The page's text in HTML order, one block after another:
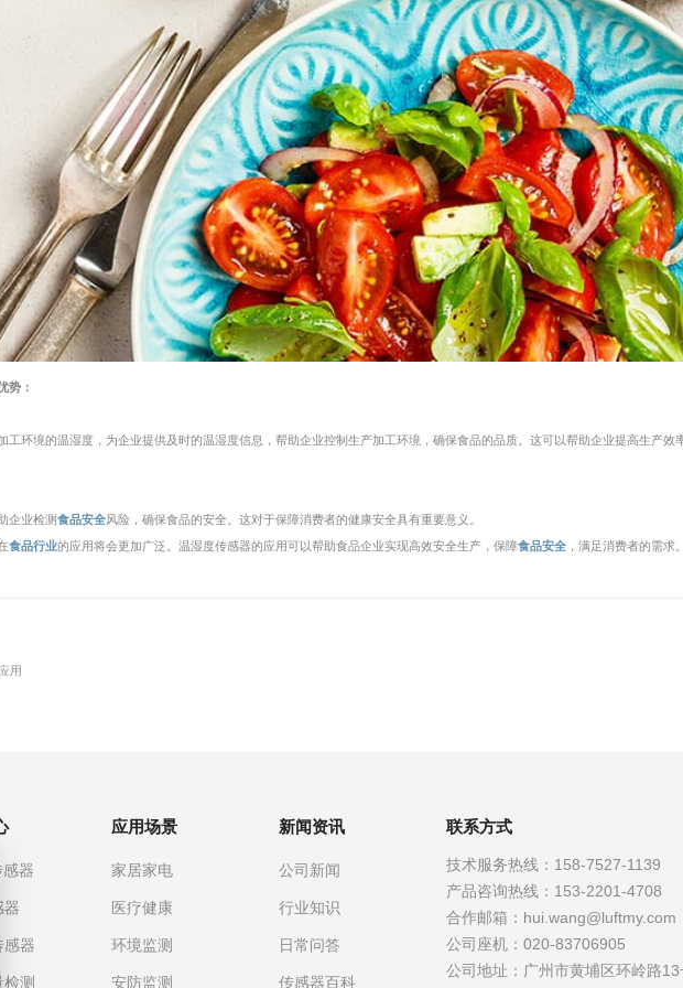
势：
工环境的温湿度，为企业提供及时的温湿度信息，帮助企业控制生产加工环境，确保食品的品质。这可以帮助企业提高生产效
企业检测食品安全 风险，确保食品的安全。这对于保障消费者的健康安全具有重要意义。
食品行业的应用将会更加广泛。温湿度传感器的应用可以帮助食品企业实现高效安全生产，保障食品安全 ，满足消费者的需求
用
感器
器
感器
检测
应用场景
家居家电
医疗健康
环境监测
安防监测
新闻资讯
公司新闻
行业知识
日常问答
传感器百科
联系方式
技术服务热线： 158-7527-1139
产品咨询热线： 153-2201-4708
合作邮箱： hui.wang@luftmy.com
公司座机： 020-83706905
公司地址： 广州市黄埔区环岭路13